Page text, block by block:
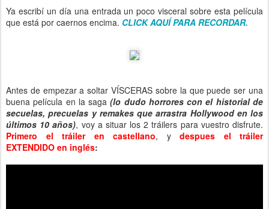
Ya escribí un día una entrada un poco visceral sobre esta película
que está por caernos encima. CLICK AQUÍ PARA RECORDAR.
Antes de empezar a soltar VÍSCERAS sobre la que puede ser una
buena película en la saga(lo dudo horrores con el historial de
secuelas, precuelas y remakes que arrastra Hollywood en los
últimos 10 años), voy a situar los 2 tráilers para vuestro disfrute.
Primero el tráiler en castellano, y despues el tráiler
EXTENDIDO en inglés: